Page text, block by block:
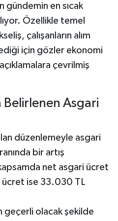
gündemin en sıcak
Özellikle temel
çalışanların alım
için gözler ekonomi
çevrilmiş
Belirlenen Asgari
düzenlemeyle asgari
bir artış
net asgari ücret
ise 33.030 TL
geçerli olacak şekilde